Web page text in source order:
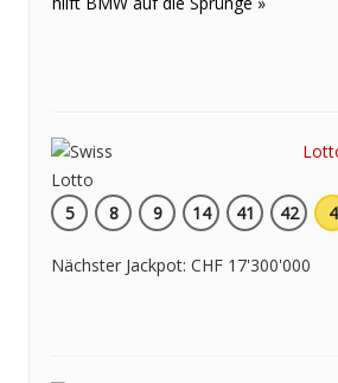
5 8 9 14 41 42 4
Nächster Jackpot: CHF 17'300'000